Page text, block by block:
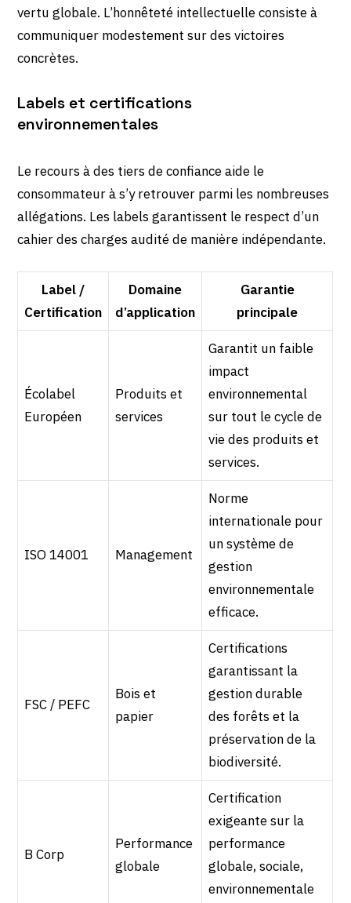
vertu globale. L’honnêteté intellectuelle consiste à
communiquer modestement sur des victoires
concrètes.
Labels et certifications
environnementales
Le recours à des tiers de confiance aide le
consommateur à s’y retrouver parmi les nombreuses
allégations. Les labels garantissent le respect d’un
cahier des charges audité de manière indépendante.
Label /
Certification
Domaine
d’application
Garantie
principale
Écolabel
Européen
Produits et
services
Garantit un faible
impact
environnemental
sur tout le cycle de
vie des produits et
services.
ISO 14001 Management
Norme
internationale pour
un système de
gestion
environnementale
efficace.
FSC / PEFC
Bois et
papier
Certifications
garantissant la
gestion durable
des forêts et la
préservation de la
biodiversité.
B Corp
Performance
globale
Certification
exigeante sur la
performance
globale, sociale,
environnementale